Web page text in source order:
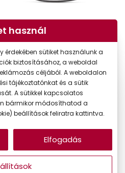
Ft
használ
érdekében sütiket használunk a
biztosításához, a weboldal
céljából. A weboldalon
tájékoztatónkat és a sütik
A sütikkel kapcsolatos
bármikor módosíthatod a
beállítások feliratra kattintva.
Elfogadás